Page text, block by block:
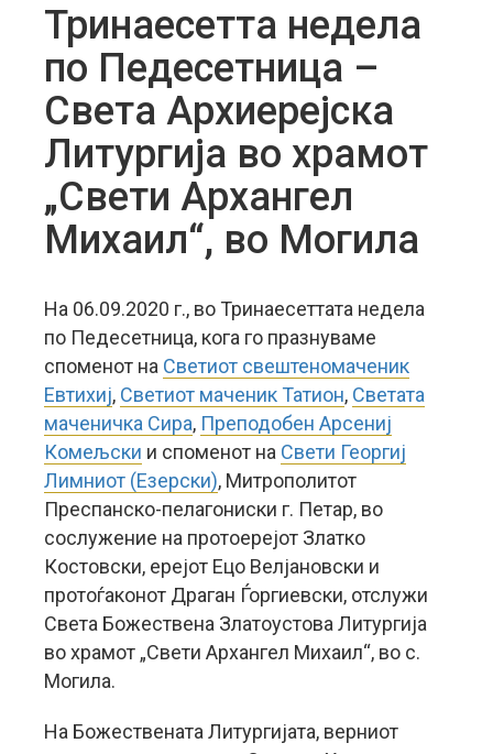
Тринаесетта недела
по Педесетница –
Света Архиерејска
Литургија во храмот
„Свети Архангел
Михаил“, во Могила
На 06.09.2020 г., во Тринаесеттата недела
по Педесетница, кога го празнуваме
споменот на Светиот свештеномаченик
Евтихиј, Светиот маченик Татион, Светата
маченичка Сира, Преподобен Арсениј
Комељски и споменот на Свети Георгиј
Лимниот (Езерски), Митрополитот
Преспанско-пелагониски г. Петар, во
сослужение на протоерејот Златко
Костовски, ерејот Ецо Велјановски и
протоѓаконот Драган Ѓоргиевски, отслужи
Света Божествена Златоустова Литургија
во храмот „Свети Архангел Михаил“, во с.
Могила.
На Божествената Литургијата, верниот